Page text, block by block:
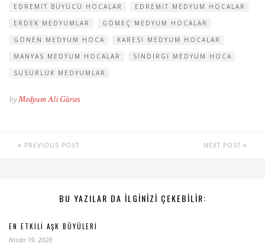
EDREMIT BÜYÜCÜ HOCALAR
EDREMIT MEDYUM HOCALAR
ERDEK MEDYUMLAR
GÖMEÇ MEDYUM HOCALAR
GÖNEN MEDYUM HOCA
KARESI MEDYUM HOCALAR
MANYAS MEDYUM HOCALAR
SINDIRGI MEDYUM HOCA
SUSURLUK MEDYUMLAR
byMedyum Ali Gürses
PREVIOUS POST NEXT POST
BU YAZILAR DA ILGINIZI ÇEKEBILIR:
EN ETKILI AŞK BÜYÜLERI
Nisan 19, 2020